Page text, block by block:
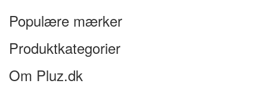
Populære mærker
Produktkategorier
Om Pluz.dk